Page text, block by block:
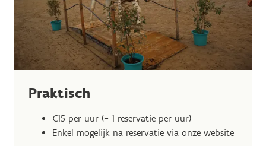
Praktisch
€15 per uur (= 1 reservatie per uur)
Enkel mogelijk na reservatie via onze website